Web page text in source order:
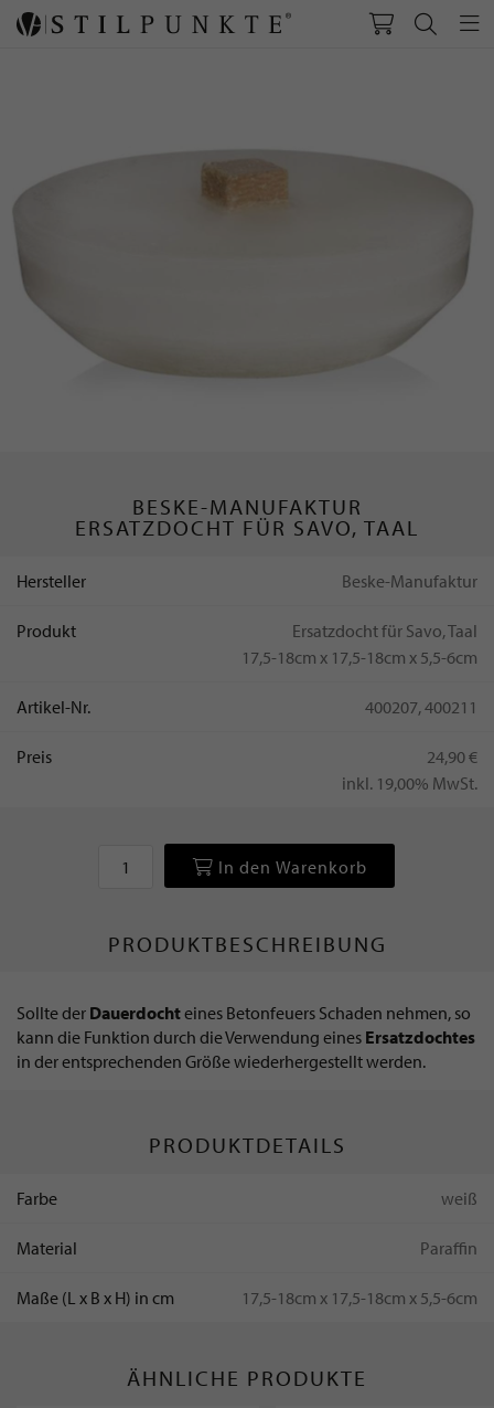
BESKE-MANUFAKTUR
ERSATZDOCHT FÜR SAVO, TAAL
Hersteller Beske-Manufaktur
Produkt
Ersatzdocht für Savo, Taal
17,5-18cm x 17,5-18cm x 5,5-6cm
Artikel-Nr. 400207, 400211
Preis
24,90 €
inkl. 19,00% MwSt.
In den Warenkorb
PRODUKTBESCHREIBUNG
Sollte der Dauerdochteines Betonfeuers Schaden nehmen, so
kann die Funktion durch die Verwendung eines Ersatzdochtes
in der entsprechenden Größe wiederhergestellt werden.
PRODUKTDETAILS
Farbe weiß
Material Paraffin
Maße (L x B x H) in cm 17,5-18cm x 17,5-18cm x 5,5-6cm
ÄHNLICHE PRODUKTE